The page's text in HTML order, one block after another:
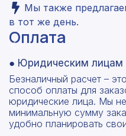
Мы также
в тот же день.
Оплата
● Юридическим лицам
Безналичный расчет –
способ оплаты для
юридические лица. Мы
минимальную сумму
удобно планировать
Прикрепить
Мы свяжемся с
Предоставим
нашим товарам и
Форма
С вами